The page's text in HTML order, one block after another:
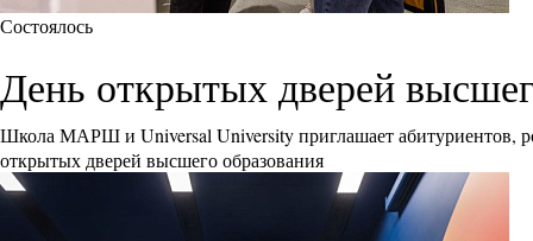
Состоялось
День открытых дверей
Школа МАРШ и Universal University приглашает абитуриентов,
открытых дверей высшего образования